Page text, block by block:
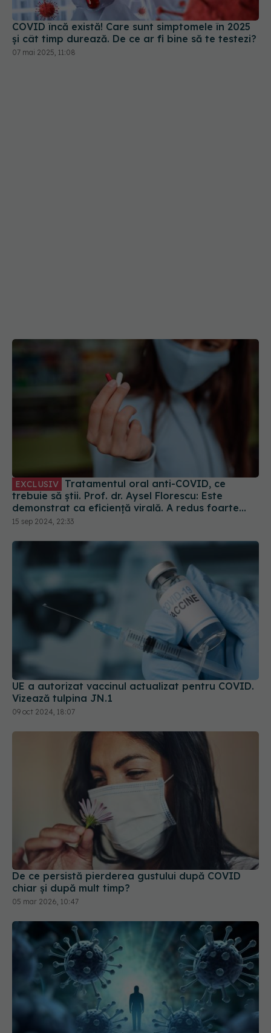
07 mai 2025, 11:08
trebuie să știi. Prof. dr. Aysel Florescu: Este
demonstrat ca eficiență virală. A redus foarte
mult riscul de spitalizare
15 sep 2024, 22:33
UE a autorizat vaccinul actualizat pentru COVID.
De ce persistă pierderea gustului după COVID
chiar și după mult timp?
05 mar 2026, 10:47
MIS-C, complicația pediatrică a COVID. Boala,